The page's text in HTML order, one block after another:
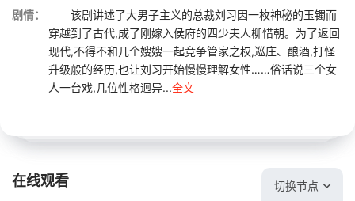
剧情：
该剧讲述了大男子主义的总裁刘习因一枚神秘的玉镯而
穿越到了古代,成了刚嫁入侯府的四少夫人柳惜朝。为了返回
现代,不得不和几个嫂嫂一起竞争管家之权,巡庄、酿酒,打怪
升级般的经历,也让刘习开始慢慢理解女性……俗话说三个女
人一台戏,几位性格迥异...全文
在线观看 切换节点